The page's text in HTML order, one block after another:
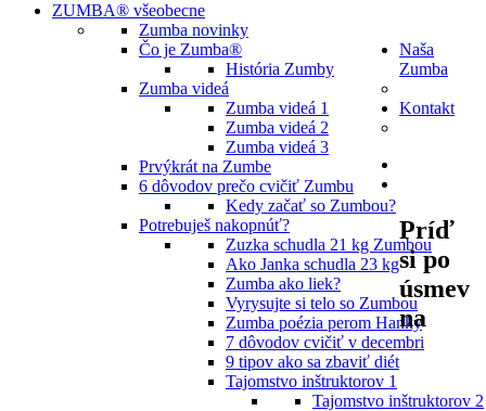
ZUMBA® všeobecne
Zumba novinky
Čo je Zumba®
História Zumby
Zumba videá
Zumba videá 1
Zumba videá 2
Zumba videá 3
Prvýkrát na Zumbe
6 dôvodov prečo cvičiť Zumbu
Kedy začať so Zumbou?
Potrebuješ nakopnúť?
Zuzka schudla 21 kg Zumbou
Ako Janka schudla 23 kg
Zumba ako liek?
Vyrysujte si telo so Zumbou
Zumba poézia perom Hanky
7 dôvodov cvičiť v decembri
9 tipov ako sa zbaviť diét
Tajomstvo inštruktorov 1
Tajomstvo inštruktorov 2
Naša
Zumba
Kontakt
Príď
si po
úsmev
na